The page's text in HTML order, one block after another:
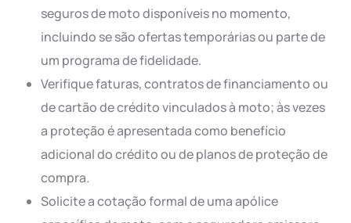
seguros de moto disponíveis no momento,
incluindo se são ofertas temporárias ou parte de
um programa de fidelidade.
Verifique faturas, contratos de financiamento ou
de cartão de crédito vinculados à moto; às vezes
a proteção é apresentada como benefício
adicional do crédito ou de planos de proteção de
compra.
Solicite a cotação formal de uma apólice